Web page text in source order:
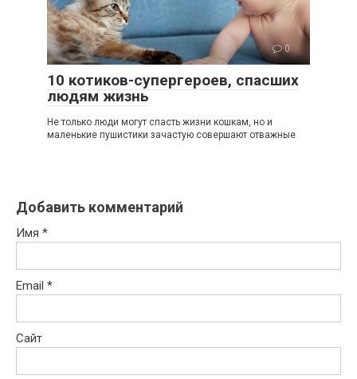
0
10 котиков-супергероев, спасших
людям жизнь
Не только люди могут спасть жизни кошкам, но и
маленькие пушистики зачастую совершают отважные
Добавить комментарий
Имя *
Email *
Сайт